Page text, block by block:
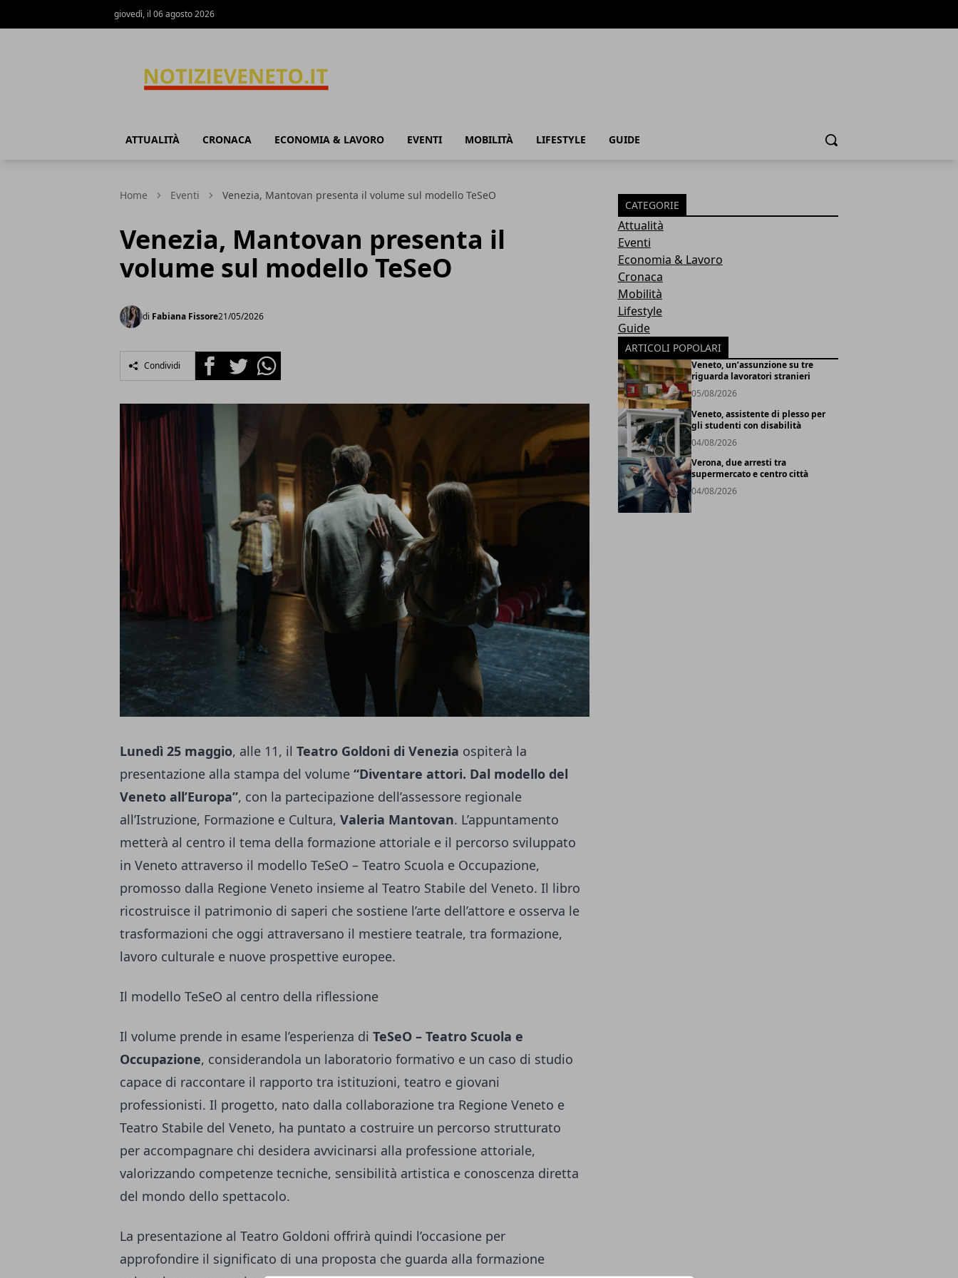
giovedì, il 06 agosto 2026
ATTUALITÀ CRONACA ECONOMIA & LAVORO EVENTI MOBILITÀ LIFESTYLE GUIDE Cerca
Home Eventi Venezia, Mantovan presenta il volume sul modello TeSeO
Venezia, Mantovan presenta il
volume sul modello TeSeO
di Fabiana Fissore21/05/2026
Condividi FacebookTwitterWhatsapp
Lunedì 25 maggio, alle 11, il Teatro Goldoni di Venezia ospiterà la
presentazione alla stampa del volume “Diventare attori. Dal modello del
Veneto all’Europa”, con la partecipazione dell’assessore regionale
all’Istruzione, Formazione e Cultura, Valeria Mantovan. L’appuntamento
metterà al centro il tema della formazione attoriale e il percorso sviluppato
in Veneto attraverso il modello TeSeO – Teatro Scuola e Occupazione,
promosso dalla Regione Veneto insieme al Teatro Stabile del Veneto. Il libro
ricostruisce il patrimonio di saperi che sostiene l’arte dell’attore e osserva le
trasformazioni che oggi attraversano il mestiere teatrale, tra formazione,
lavoro culturale e nuove prospettive europee.
Il modello TeSeO al centro della riflessione
Il volume prende in esame l’esperienza di TeSeO – Teatro Scuola e
Occupazione, considerandola un laboratorio formativo e un caso di studio
capace di raccontare il rapporto tra istituzioni, teatro e giovani
professionisti. Il progetto, nato dalla collaborazione tra Regione Veneto e
Teatro Stabile del Veneto, ha puntato a costruire un percorso strutturato
per accompagnare chi desidera avvicinarsi alla professione attoriale,
valorizzando competenze tecniche, sensibilità artistica e conoscenza diretta
del mondo dello spettacolo.
La presentazione al Teatro Goldoni offrirà quindi l’occasione per
approfondire il significato di una proposta che guarda alla formazione
CATEGORIE
Attualità
Eventi
Economia & Lavoro
Cronaca
Mobilità
Lifestyle
Guide
ARTICOLI POPOLARI
Veneto, un’assunzione su tre
riguarda lavoratori stranieri
05/08/2026
Veneto, assistente di plesso per
gli studenti con disabilità
04/08/2026
Verona, due arresti tra
supermercato e centro città
04/08/2026